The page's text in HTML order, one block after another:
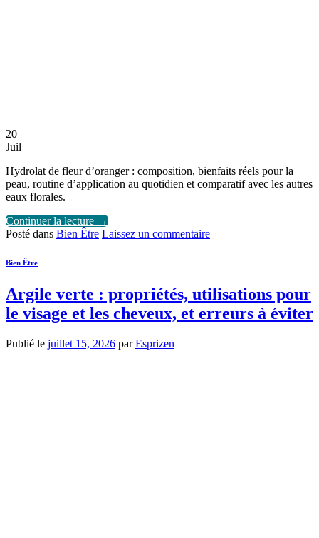
20
Juil
Hydrolat de fleur d’oranger : composition, bienfaits réels pour la
peau, routine d’application au quotidien et comparatif avec les autres
eaux florales.
Continuer la lecture →
Posté dans Bien Être Laissez un commentaire
Bien Être
Argile verte : propriétés, utilisations pour
le visage et les cheveux, et erreurs à éviter
Publié le juillet 15, 2026 parEsprizen